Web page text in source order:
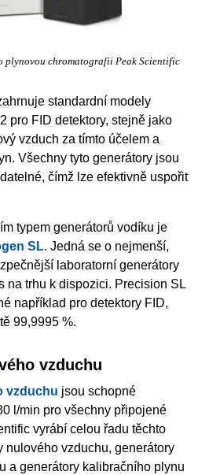
plynovou chromatografii Peak Scientific
standardní modely
pro FID detektory, stejně jako
vzduch za tímto účelem a
Všechny tyto generátory jsou
čímž lze efektivně uspořit
typem generátorů vodíku je
SL. Jedná se o nejmenší,
laboratorní generátory
na trhu k dispozici. Precision SL
například pro detektory FID,
99,9995 %.
vzduchu
vzduchu jsou schopné
l/min pro všechny připojené
vyrábí celou řadu těchto
nulového vzduchu, generátory
a generátory kalibračního plynu